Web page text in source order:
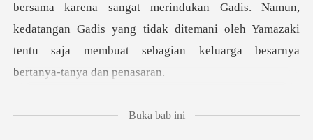
Riwayat Membaca
Keluar
bersama karena sangat merindukan Gadis. Namun,
kedatangan Gadis yang tidak ditem
Buka bab ini